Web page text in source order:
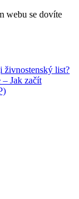
webu se dovíte
živnostenský list?
– Jak začít